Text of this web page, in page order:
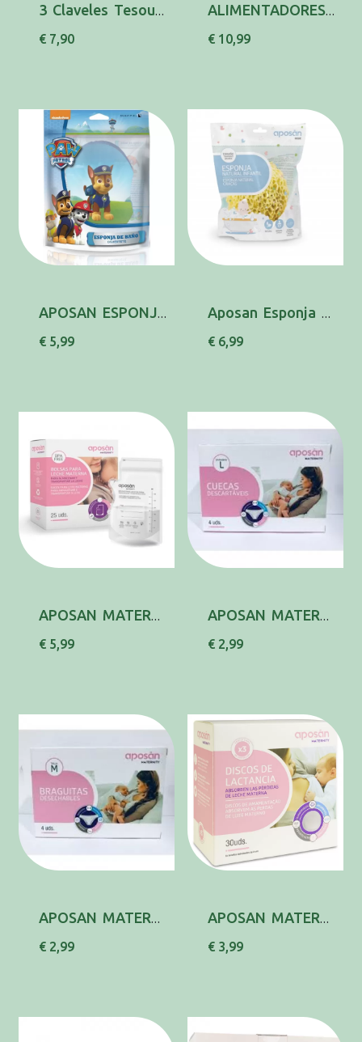
3 Claveles Tesour Recta Bebe 9cm 80020
€ 7,90
ALIMENTADORES DENUVI
€ 10,99
APOSAN ESPONJA BANHO PATRULHA PATA
€ 5,99
Aposan Esponja Natural Infantil
€ 6,99
APOSAN MATERN SACO LT MATERNO 250ML X25
€ 5,99
APOSAN MATERNITY CUECA DESCARTAVEL L X4
€ 2,99
APOSAN MATERNITY CUECA DESCARTAVEL M X4
€ 2,99
APOSAN MATERNITY DISCOS AMAMENTACAO X30
€ 3,99